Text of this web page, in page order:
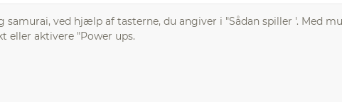
ved hjælp af tasterne, du angiver i "Sådan spiller '. Med
eller aktivere "Power ups.